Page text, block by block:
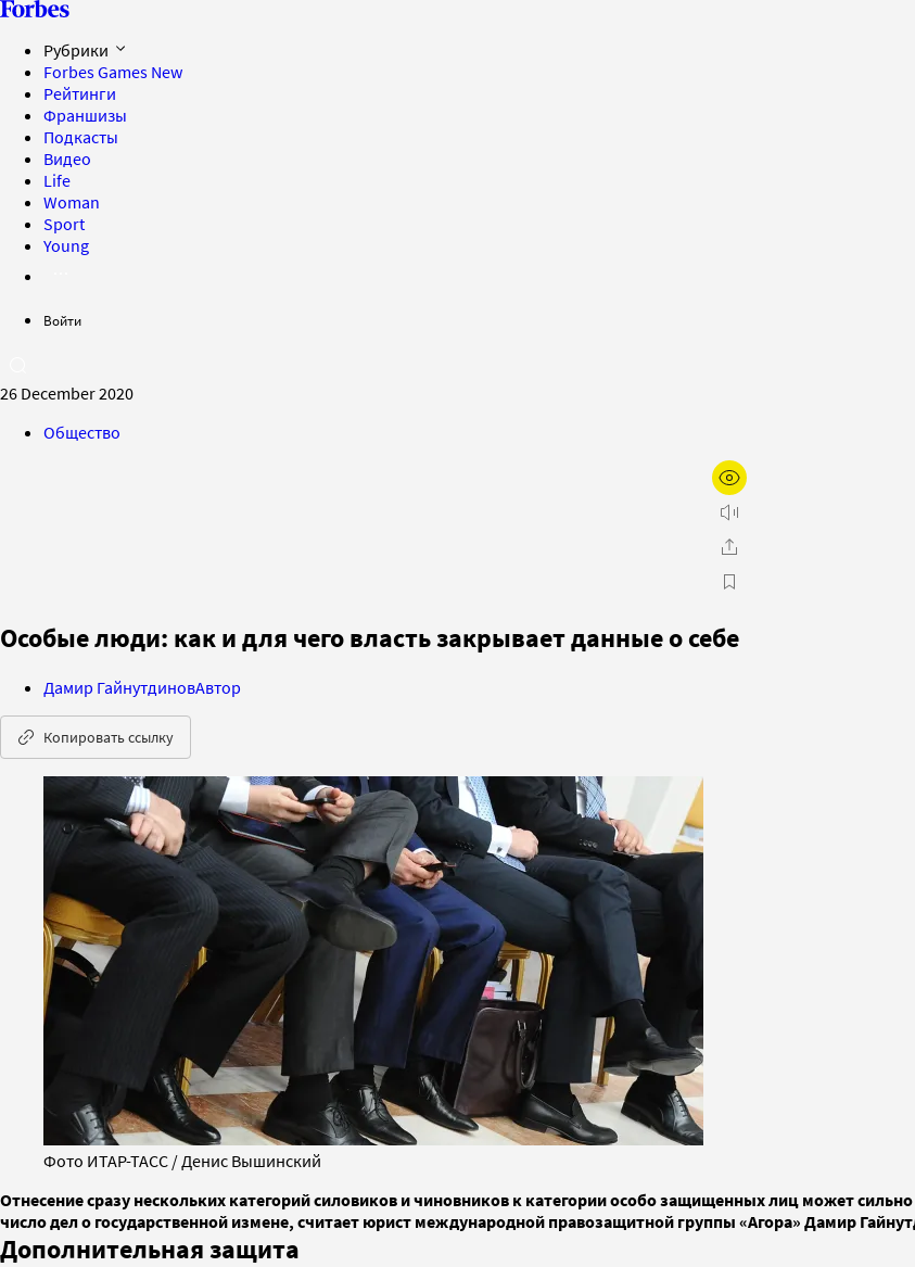
Рубрики
Forbes Games New
Рейтинги
Франшизы
Подкасты
Видео
Life
Woman
Sport
Young
Войти
26 December 2020
Общество
Особые люди: как и для чего власть закрывает данные о себе
Дамир ГайнутдиновАвтор
Копировать ссылку
Фото ИТАР-ТАСС / Денис Вышинский
Отнесение сразу нескольких категорий силовиков и чиновников к категории особо защищенных лиц может
число дел о государственной измене, считает юрист международной правозащитной группы «Агора» Дамир
Дополнительная защита